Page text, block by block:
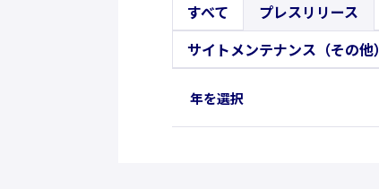
すべて プレスリリース
サイトメンテナンス（その他）
年を選択